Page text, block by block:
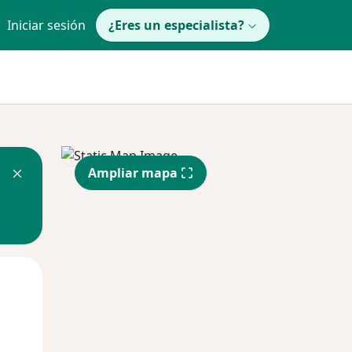
Iniciar sesión ¿Eres un especialista?
Ampliar mapa